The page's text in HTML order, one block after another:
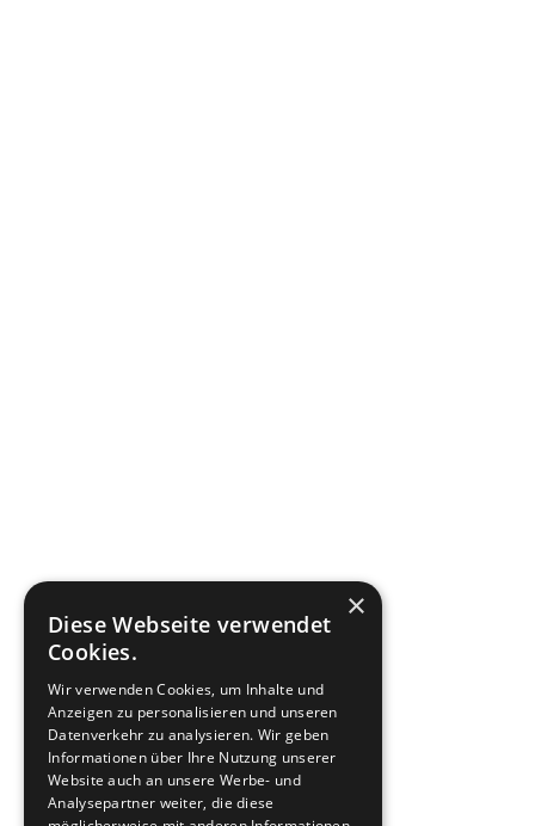
Wie können wir helfen?
×
Diese Webseite verwendet
Cookies.
Wir verwenden Cookies, um Inhalte und
Anzeigen zu personalisieren und unseren
Datenverkehr zu analysieren. Wir geben
Informationen über Ihre Nutzung unserer
Website auch an unsere Werbe- und
Analysepartner weiter, die diese